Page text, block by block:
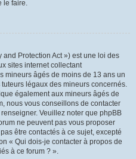
le faire.
and Protection Act ») est une loi des
sites internet collectant
mineurs âgés de moins de 13 ans un
légaux des mineurs concernés.
également aux mineurs âgés de
nous vous conseillons de contacter
Veuillez noter que phpBB
ne peuvent pas vous proposer
être contactés à ce sujet, excepté
« Qui dois-je contacter à propos de
à ce forum ? ».